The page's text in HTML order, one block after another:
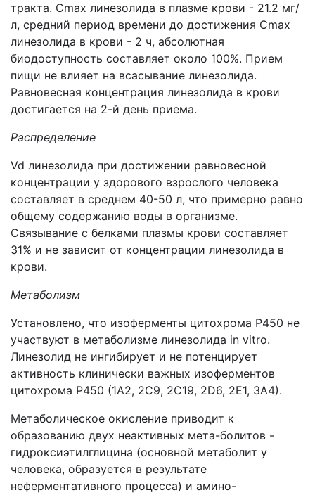
тракта. Cmax линезолида в плазме крови - 21.2 мг/
л, средний период времени до достижения Cmax
линезолида в крови - 2 ч, абсолютная
биодоступность составляет около 100%. Прием
пищи не влияет на всасывание линезолида.
Равновесная концентрация линезолида в крови
достигается на 2-й день приема.
Распределение
Vd линезолида при достижении равновесной
концентрации у здорового взрослого человека
составляет в среднем 40-50 л, что примерно равно
общему содержанию воды в организме.
Связывание с белками плазмы крови составляет
31% и не зависит от концентрации линезолида в
крови.
Метаболизм
Установлено, что изоферменты цитохрома Р450 не
участвуют в метаболизме линезолида in vitro.
Линезолид не ингибирует и не потенцирует
активность клинически важных изоферментов
цитохрома Р450 (1А2, 2С9, 2С19, 2D6, 2Е1, 3А4).
Метаболическое окисление приводит к
образованию двух неактивных мета-болитов -
гидроксиэтилглицина (основной метаболит у
человека, образуется в результате
неферментативного процесса) и амино-